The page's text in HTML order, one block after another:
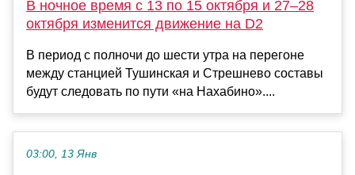
В ночное время с 13 по 15 октября и 27–28
октября изменится движение на D2
В период с полночи до шести утра на перегоне
между станцией Тушинская и Стрешнево составы
будут следовать по пути «на Нахабино»....
03:00, 13 Янв